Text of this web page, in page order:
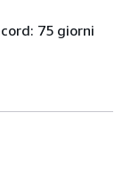
75 giorni